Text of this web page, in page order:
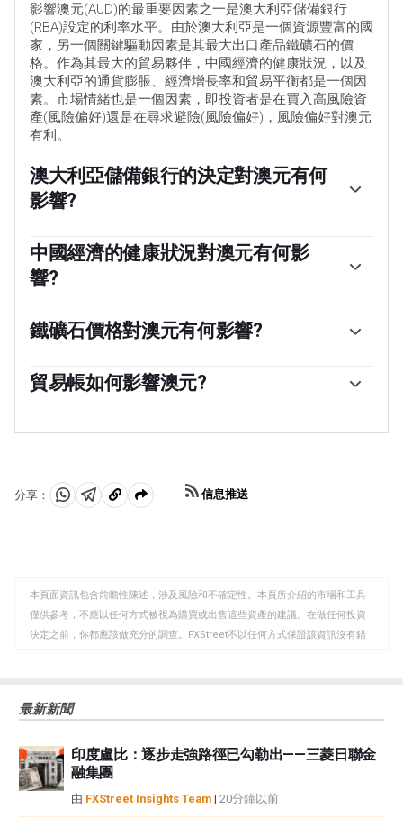
影響澳元(AUD)的最重要因素之一是澳大利亞儲備銀行
(RBA)設定的利率水平。由於澳大利亞是一個資源豐富的國
家，另一個關鍵驅動因素是其最大出口產品鐵礦石的價
格。作為其最大的貿易夥伴，中國經濟的健康狀況，以及
澳大利亞的通貨膨脹、經濟增長率和貿易平衡都是一個因
素。市場情緒也是一個因素，即投資者是在買入高風險資
產(風險偏好)還是在尋求避險(風險偏好)，風險偏好對澳元
有利。
澳大利亞儲備銀行的決定對澳元有何
影響?
的利率水平來影響澳元(AUD)。這影響了整個經濟的利率
水平。澳大利亞央行的主要目標是通過上調或下調利率來
維持2-3%的穩定通脹率。與其他主要央行相比，相對較高
亞央行還可以使用量化寬松和緊縮政策來影響信貸狀況，
前者對澳元不利，後者對澳元有利。
中國經濟的健康狀況對澳元有何影
響?
況對澳元(AUD)的價值有重大影響。當中國經濟表現良好
時，它會從澳大利亞購買更多的原材料、商品和服務，從
速度不如預期時，情況正好相反。因此，中國經濟增長數
鐵礦石價格對澳元有何影響?
每年的出口額為1180億美元，中國是其主要出口目的地。
因此，鐵礦石價格可以成為澳元的驅動因素。一般來說，
求會增加。如果鐵礦石價格下跌，情況則正好相反。較高
貿易帳如何影響澳元?
影響澳元價值的另一個因素。如果澳大利亞生產受歡迎的
品的支出。因此，凈貿易余額為正會增強澳元，如果貿易
余額為負則會產生相反的效果。
分享：
分 分 複
板
信息推送
本頁面資訊包含前瞻性陳述，涉及風險和不確定性。本頁所介紹的市場和工具
僅供參考，不應以任何方式被視為購買或出售這些資產的建議。在做任何投資
決定之前，你都應該做充分的調查。FXStreet不以任何方式保證該資訊沒有錯
觀點，並不代表FXStreet或其廣告商的官方政策或立場。作者不對本頁連結的
如果文章正文中沒有明確提到，在撰寫本文時，作者在本文中提到的任何股票
中都沒有頭寸，也沒有與文中提到的任何公司有業務關係。除了FXStreet，作
者沒有收到撰寫這篇文章的報酬。
最新新聞
印度盧比：逐步走強路徑已勾勒出——三菱日聯金
融集團
由 FXStreet Insights Team | 20分鐘以前